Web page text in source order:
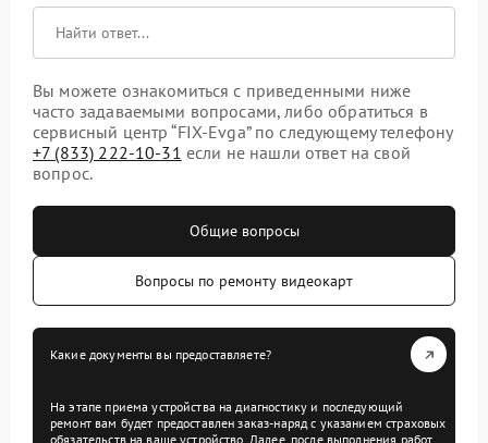
Вы можете ознакомиться с приведенными ниже
часто задаваемыми вопросами, либо обратиться в
сервисный центр “FIX-Evga” по следующему телефону
+7 (833) 222-10-31 если не нашли ответ на свой
вопрос.
Общие вопросы
Вопросы по ремонту видеокарт
Какие документы вы предоставляете?
На этапе приема устройства на диагностику и последующий
ремонт вам будет предоставлен заказ-наряд с указанием страховых
обязательств на ваше устройство. Далее, после выполнения работ